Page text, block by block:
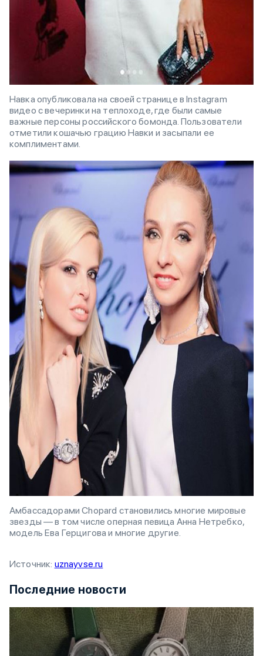
Навка опубликовала на своей странице в Instagram
видео с вечеринки на теплоходе, где были самые
важные персоны российского бомонда. Пользователи
отметили кошачью грацию Навки и засыпали ее
комплиментами.
Амбассадорами Chopard становились многие мировые
звезды — в том числе оперная певица Анна Нетребко,
модель Ева Герцигова и многие другие.
Источник: uznayvse.ru
Последние новости